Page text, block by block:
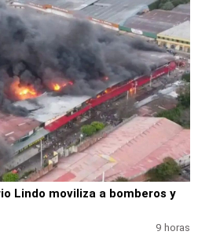
Lindo moviliza a bomberos y
9 horas